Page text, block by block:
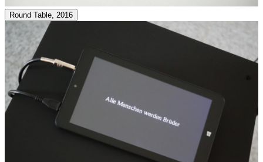
Round Table, 2016